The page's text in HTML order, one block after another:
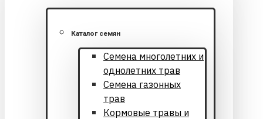
Каталог семян
Cемена многолетних и
однолетних трав
Семена газонных
трав
Кормовые травы и